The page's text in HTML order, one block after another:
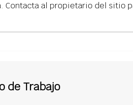
Contabilidad para
Contacta al propietario del sitio
de Trabajo